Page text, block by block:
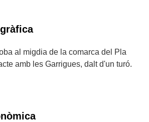
al migdia de la comarca del Pla
amb les Garrigues, dalt d'un turó.